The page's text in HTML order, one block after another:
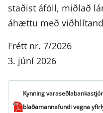
staðist áföll, miðlað
áhættu með
Frétt nr. 7/2026
3. júní 2026
Kynning
blaðamannafundi vegna